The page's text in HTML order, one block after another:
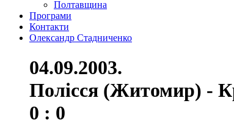
Полтавщина
Програми
Контакти
Олександр Стадниченко
04.09.2003.
Полісся (Житомир) -
0 : 0